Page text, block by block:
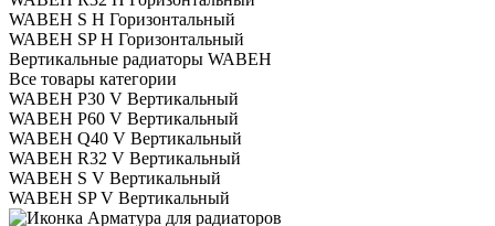
WABEH S H Горизонтальный
WABEH SP H Горизонтальный
Вертикальные радиаторы WABEH
Все товары категории
WABEH P30 V Вертикальный
WABEH P60 V Вертикальный
WABEH Q40 V Вертикальный
WABEH R32 V Вертикальный
WABEH S V Вертикальный
WABEH SP V Вертикальный